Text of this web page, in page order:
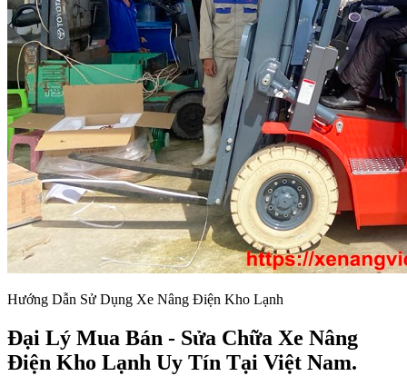
Hướng Dẫn Sử Dụng Xe Nâng Điện Kho Lạnh
Đại Lý Mua Bán - Sửa Chữa Xe Nâng
Điện Kho Lạnh Uy Tín Tại Việt Nam.